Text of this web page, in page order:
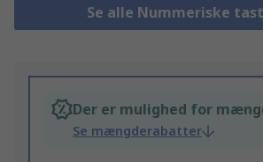
Se alle Nummeriske
Der er mulighed for
Se mængderabatter